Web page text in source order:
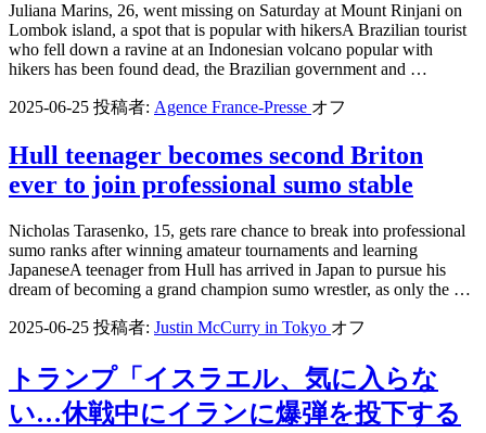
Juliana Marins, 26, went missing on Saturday at Mount Rinjani on
Lombok island, a spot that is popular with hikersA Brazilian tourist
who fell down a ravine at an Indonesian volcano popular with
hikers has been found dead, the Brazilian government and …
2025-06-25 投稿者: Agence France-Presse オフ
Hull teenager becomes second Briton
ever to join professional sumo stable
Nicholas Tarasenko, 15, gets rare chance to break into professional
sumo ranks after winning amateur tournaments and learning
JapaneseA teenager from Hull has arrived in Japan to pursue his
dream of becoming a grand champion sumo wrestler, as only the …
2025-06-25 投稿者: Justin McCurry in Tokyo オフ
トランプ「イスラエル、気に入らな
い…休戦中にイランに爆弾を投下する